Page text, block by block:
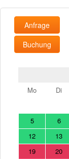
Anfrage
Buchung
Mo
Di
5
6
12
13
19
20